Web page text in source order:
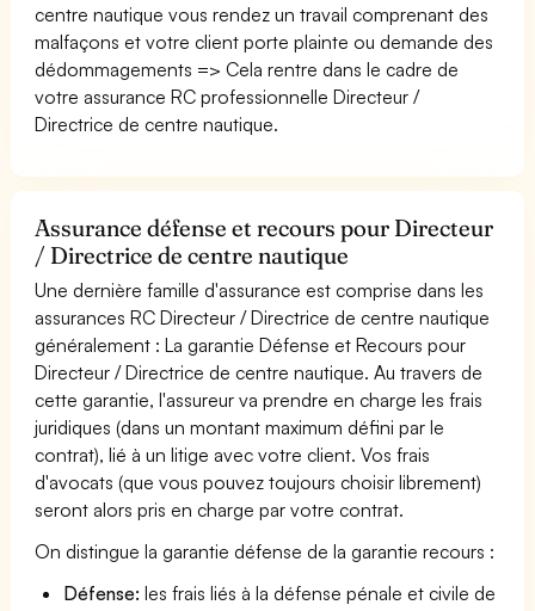
centre nautique vous rendez un travail comprenant des
malfaçons et votre client porte plainte ou demande des
dédommagements => Cela rentre dans le cadre de
votre assurance RC professionnelle Directeur /
Directrice de centre nautique.
Assurance défense et recours pour Directeur
/ Directrice de centre nautique
Une dernière famille d'assurance est comprise dans les
assurances RC Directeur / Directrice de centre nautique
généralement : La garantie Défense et Recours pour
Directeur / Directrice de centre nautique. Au travers de
cette garantie, l'assureur va prendre en charge les frais
juridiques (dans un montant maximum défini par le
contrat), lié à un litige avec votre client. Vos frais
d'avocats (que vous pouvez toujours choisir librement)
seront alors pris en charge par votre contrat.
On distingue la garantie défense de la garantie recours :
Défense: les frais liés à la défense pénale et civile de